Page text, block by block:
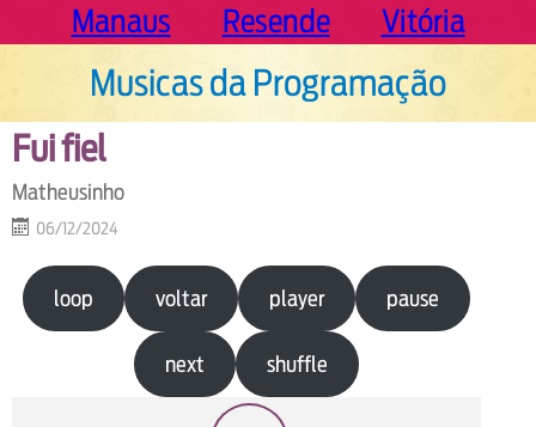
Manaus
Resende Vitória
Musicas da Programação
Fui fiel
Matheusinho
06/12/2024
loop voltar player pause
next shuffle